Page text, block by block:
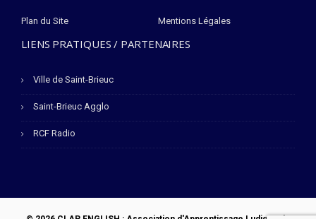
Plan du Site Mentions Légales
LIENS PRATIQUES / PARTENAIRES
Ville de Saint-Brieuc
Saint-Brieuc Agglo
RCF Radio